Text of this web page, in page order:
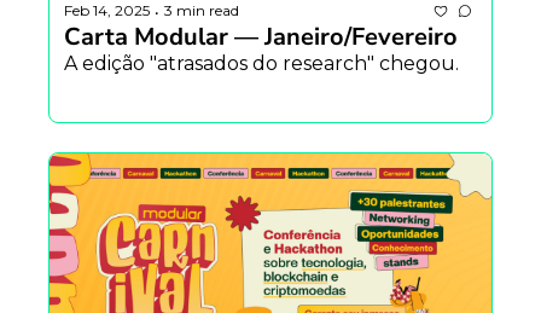
Feb 14, 2025 • 3 min read
Carta Modular — Janeiro/Fevereiro
A edição "atrasados do research" chegou.